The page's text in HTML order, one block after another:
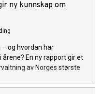
ny kunnskap om
– og hvordan har
En ny rapport gir et
av Norges største